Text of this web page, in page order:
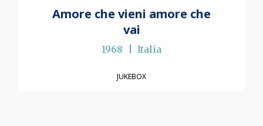
Amore che vieni amore che
vai
1968 Italia
JUKEBOX